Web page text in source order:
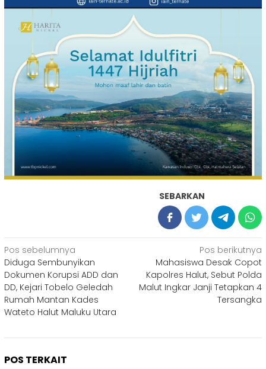
SEBARKAN
Navigasi
pos
Pos sebelumnya
Diduga Sembunyikan
Dokumen Korupsi ADD dan
DD, Kejari Tobelo Geledah
Rumah Mantan Kades
Wateto Halut Maluku Utara
Pos berikutnya
Mahasiswa Desak Copot
Kapolres Halut, Sebut Polda
Malut Ingkar Janji Tetapkan 4
Tersangka
POS TERKAIT